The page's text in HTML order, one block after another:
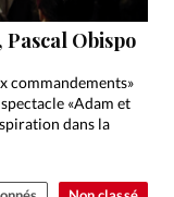
Obispo
commandements»
«Adam et
dans la